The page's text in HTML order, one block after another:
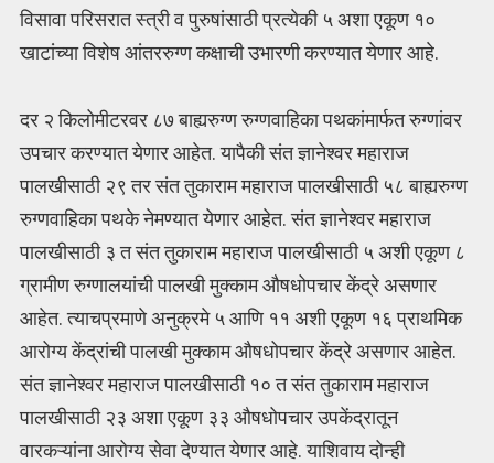
विसावा परिसरात स्त्री व पुरुषांसाठी प्रत्येकी ५ अशा एकूण १०
खाटांच्या विशेष आंतररुग्ण कक्षाची उभारणी करण्यात येणार आहे.
दर २ किलोमीटरवर ८७ बाह्यरुग्ण रुग्णवाहिका पथकांमार्फत रुग्णांवर
उपचार करण्यात येणार आहेत. यापैकी संत ज्ञानेश्वर महाराज
पालखीसाठी २९ तर संत तुकाराम महाराज पालखीसाठी ५८ बाह्यरुग्ण
रुग्णवाहिका पथके नेमण्यात येणार आहेत. संत ज्ञानेश्वर महाराज
पालखीसाठी ३ त संत तुकाराम महाराज पालखीसाठी ५ अशी एकूण ८
ग्रामीण रुग्णालयांची पालखी मुक्काम औषधोपचार केंद्रे असणार
आहेत. त्याचप्रमाणे अनुक्रमे ५ आणि ११ अशी एकूण १६ प्राथमिक
आरोग्य केंद्रांची पालखी मुक्काम औषधोपचार केंद्रे असणार आहेत.
संत ज्ञानेश्वर महाराज पालखीसाठी १० त संत तुकाराम महाराज
पालखीसाठी २३ अशा एकूण ३३ औषधोपचार उपकेंद्रातून
वारकऱ्यांना आरोग्य सेवा देण्यात येणार आहे. याशिवाय दोन्ही